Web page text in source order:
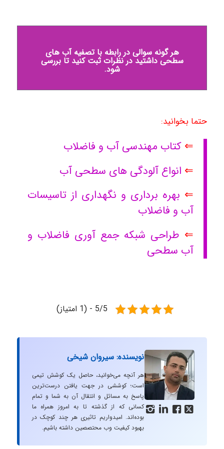
هر گونه سوالی در رابطه با تصفیه آب های
سطحی داشتید در نظرات ثبت کنید تا بررسی
شود.
حتما بخوانید:
⇐ کتاب مهندسی آب و فاضلاب
⇐ انواع آلودگی های سطحی آب
⇐ بهره برداری و نگهداری از تاسیسات
آب و فاضلاب
⇐ طراحی شبکه جمع آوری فاضلاب و
آب سطحی
5/5 - (1 امتیاز)
   
نویسنده: سیروان شیخی
هر آنچه می‌خوانید، حاصل یک کوشش تیمی
است؛ کوششی در جهت یافتن درست‌ترین
پاسخ به مسائل و انتقال آن به شما و تمام
کسانی که از گذشته تا به امروز همراه ما
بوده‌اند. امیدواریم تاثیری هر چند کوچک در
بهبود کیفیت وب محتصصین داشته باشیم.